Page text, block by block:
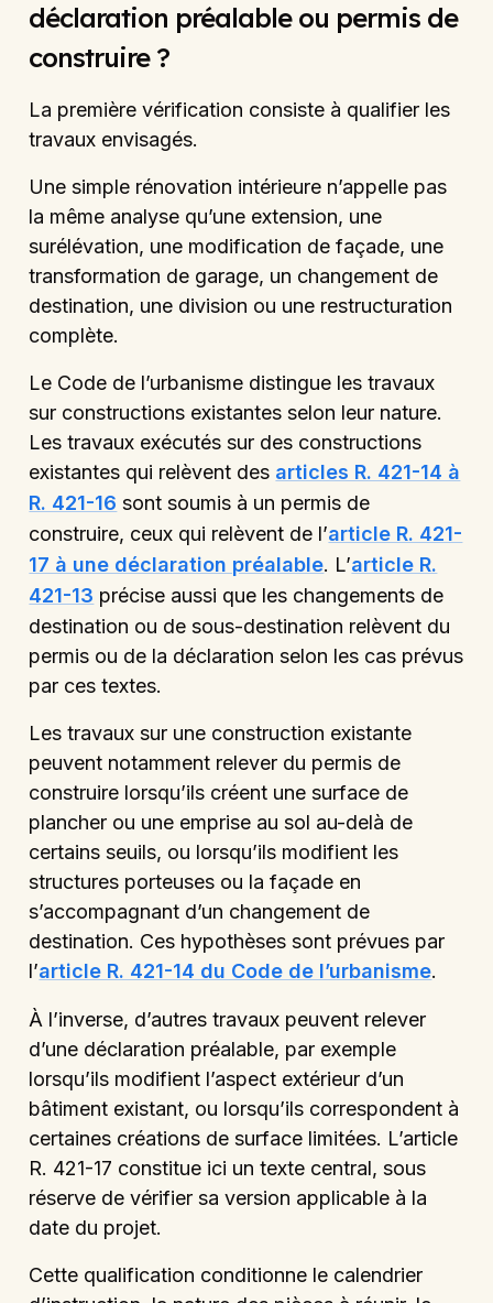
déclaration préalable ou permis de
construire ?
La première vérification consiste à qualifier les
travaux envisagés.
Une simple rénovation intérieure n’appelle pas
la même analyse qu’une extension, une
surélévation, une modification de façade, une
transformation de garage, un changement de
destination, une division ou une restructuration
complète.
Le Code de l’urbanisme distingue les travaux
sur constructions existantes selon leur nature.
Les travaux exécutés sur des constructions
existantes qui relèvent des articles R. 421-14 à
R. 421-16 sont soumis à un permis de
construire, ceux qui relèvent de l’article R. 421-
17 à une déclaration préalable. L’article R.
421-13 précise aussi que les changements de
destination ou de sous-destination relèvent du
permis ou de la déclaration selon les cas prévus
par ces textes.
Les travaux sur une construction existante
peuvent notamment relever du permis de
construire lorsqu’ils créent une surface de
plancher ou une emprise au sol au-delà de
certains seuils, ou lorsqu’ils modifient les
structures porteuses ou la façade en
s’accompagnant d’un changement de
destination. Ces hypothèses sont prévues par
l’article R. 421-14 du Code de l’urbanisme.
À l’inverse, d’autres travaux peuvent relever
d’une déclaration préalable, par exemple
lorsqu’ils modifient l’aspect extérieur d’un
bâtiment existant, ou lorsqu’ils correspondent à
certaines créations de surface limitées. L’article
R. 421-17 constitue ici un texte central, sous
réserve de vérifier sa version applicable à la
date du projet.
Cette qualification conditionne le calendrier